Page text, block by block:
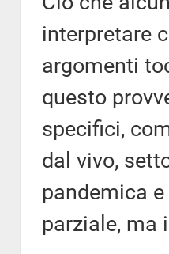
interpretare
argomenti
questo
specifici,
dal vivo,
pandemica
parziale, ma